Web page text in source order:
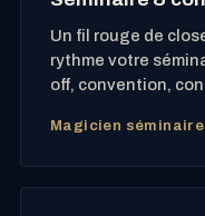
Un fil rouge de
rythme votre
off, convention,
Magicien